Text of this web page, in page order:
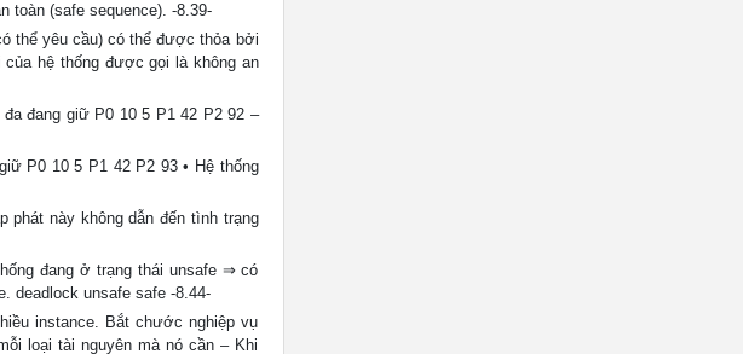
toàn (safe sequence). -8.39-
thể yêu cầu) có thể được thỏa bởi
hệ thống được gọi là không an
đang giữ P0 10 5 P1 42 P2 92 –
P0 10 5 P1 42 P2 93 • Hệ thống
phát này không dẫn đến tình trạng
đang ở trạng thái unsafe ⇒ có
deadlock unsafe safe -8.44-
instance. Bắt chước nghiệp vụ
loại tài nguyên mà nó cần – Khi